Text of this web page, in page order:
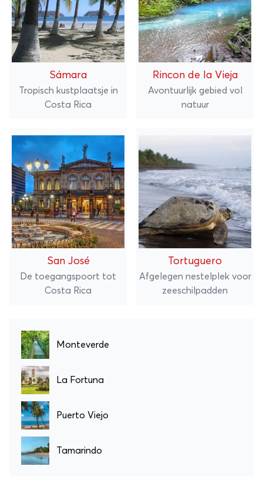
Sámara
Tropisch kustplaatsje in
Costa Rica
Rincon de la Vieja
Avontuurlijk gebied vol
natuur
San José
De toegangspoort tot
Costa Rica
Tortuguero
Afgelegen nestelplek voor
zeeschilpadden
Monteverde
La Fortuna
Puerto Viejo
Tamarindo